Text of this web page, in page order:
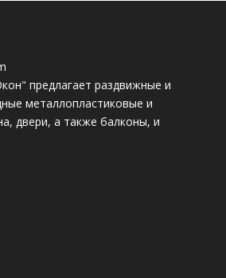
предлагает раздвижные и
металлопластиковые и
двери, а также балконы, и